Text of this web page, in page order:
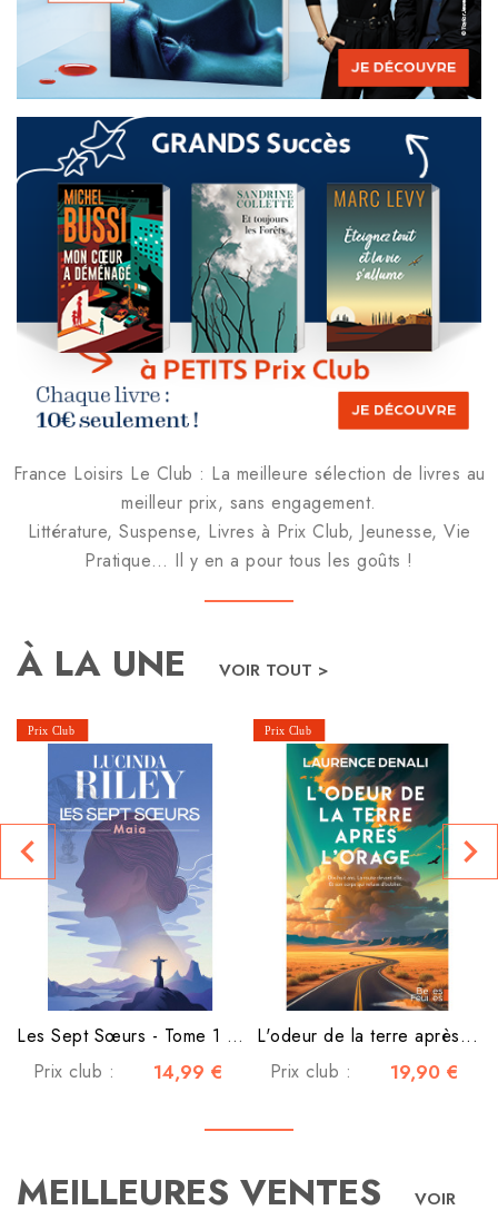
France Loisirs Le Club : La meilleure sélection de livres au
meilleur prix, sans engagement.
Littérature, Suspense, Livres à Prix Club, Jeunesse, Vie
Pratique… Il y en a pour tous les goûts !
À LA UNE VOIR TOUT >
Les Sept Sœurs - Tome 1 - Maia
Prix club :
14,99 €
L'odeur de la terre après...
Prix club :
19,90 €
navigate_before navigate_next
MEILLEURES VENTES VOIR